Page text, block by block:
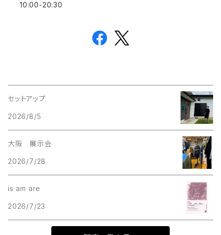
10:00-20:30
セットアップ
2026/8/5
大阪 展示会
2026/7/28
is am are
2026/7/23